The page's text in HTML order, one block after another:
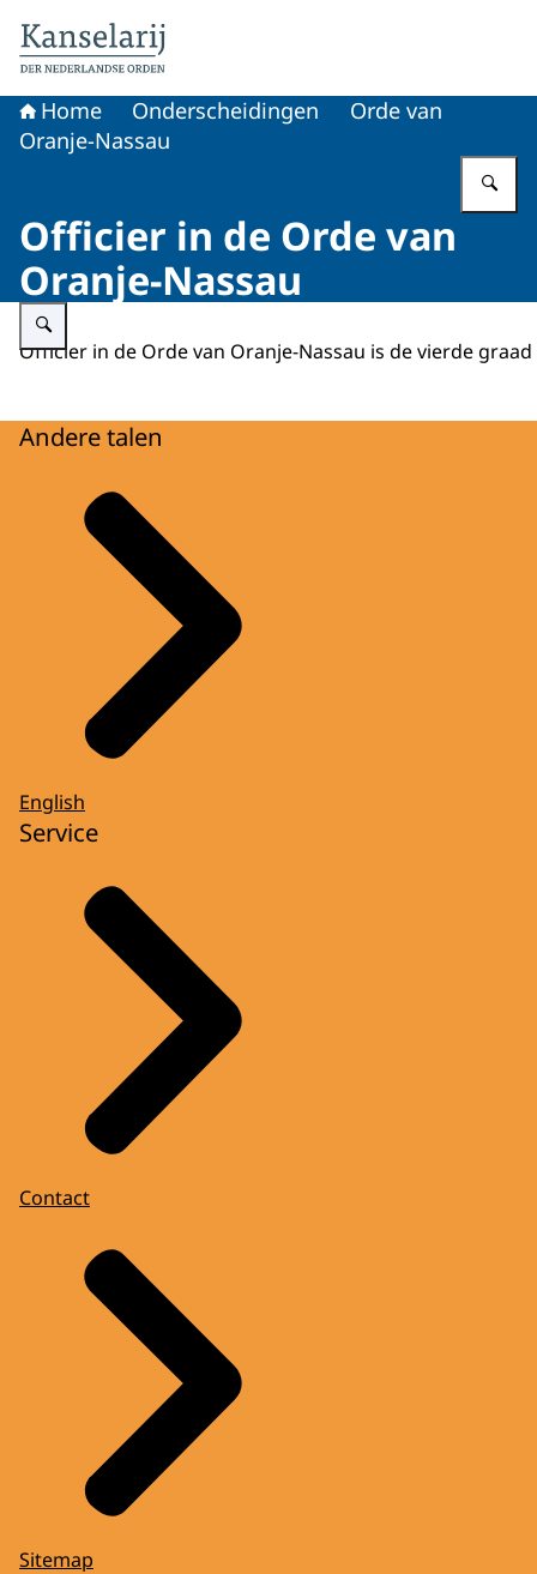
Home Onderscheidingen
Orde van
Oranje-Nassau
Officier in de Orde van
Oranje-Nassau
Vergroot afbeelding Officier in de Orde van Oranje-Nassau
Officier in de Orde van Oranje-Nassau is de vierde
Andere talen
English
Service
Contact
Sitemap